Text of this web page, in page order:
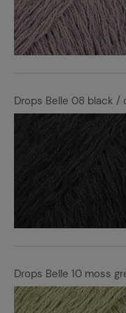
Drops Belle 08 black /
Drops Belle 10 moss